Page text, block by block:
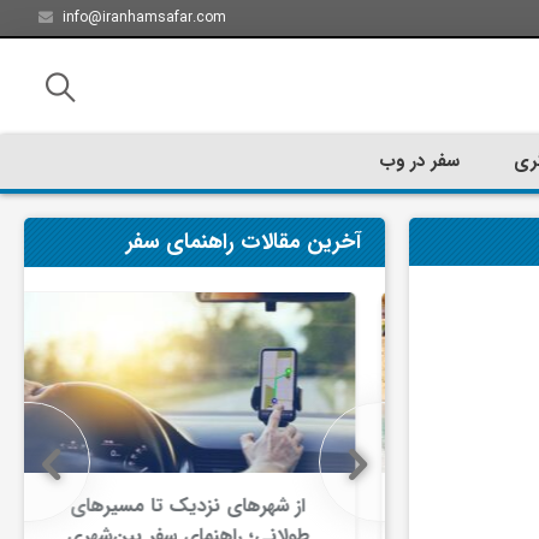
info@iranhamsafar.com
سفر در وب
آخرین مقالات راهنمای سفر
از شهرهای نزدیک تا مسیرهای